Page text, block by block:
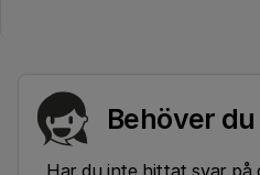
Behöver